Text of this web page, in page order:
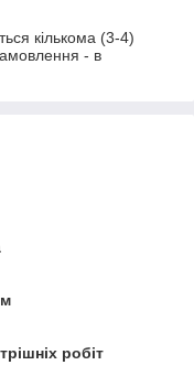
кількома (3-4)
- в
робіт